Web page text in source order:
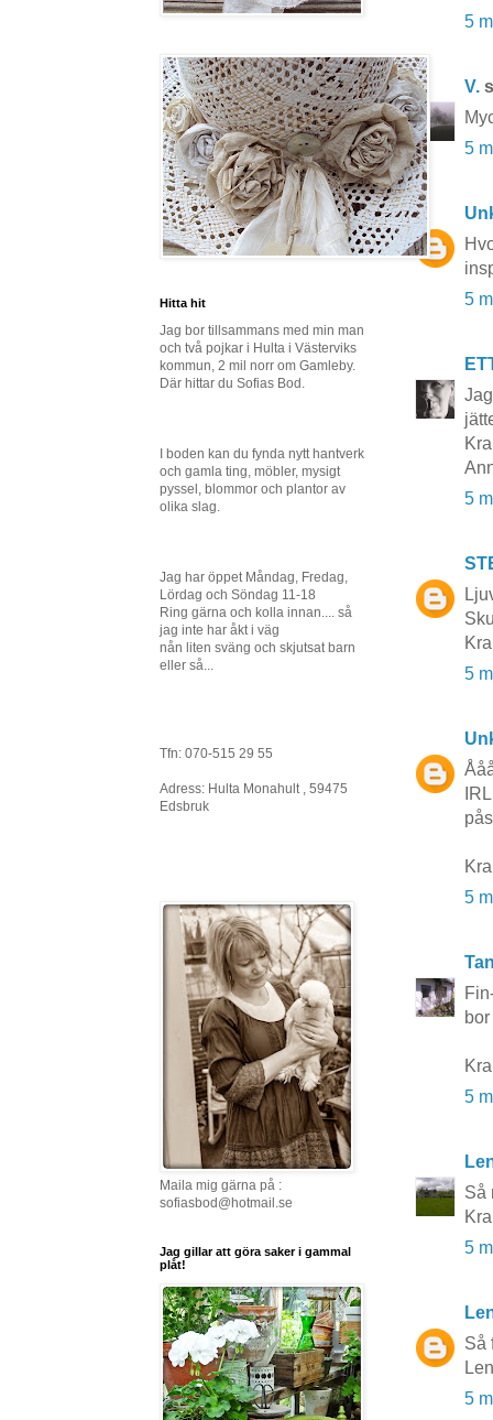
5
V.
5
5
5
5
5
5
Så
5
Så
5
Hitta hit
Jag bor tillsammans med min man
och två pojkar i Hulta i Västerviks
kommun, 2 mil norr om Gamleby.
Där hittar du Sofias Bod.
I boden kan du fynda nytt hantverk
och gamla ting, möbler, mysigt
pyssel, blommor och plantor av
olika slag.
Jag har öppet Måndag, Fredag,
Lördag och Söndag 11-18
Ring gärna och kolla innan.... så
jag inte har åkt i väg
nån liten sväng och skjutsat barn
eller så...
Tfn: 070-515 29 55
Adress: Hulta Monahult , 59475
Edsbruk
Maila mig gärna på :
sofiasbod@hotmail.se
Jag gillar att göra saker i gammal
plåt!